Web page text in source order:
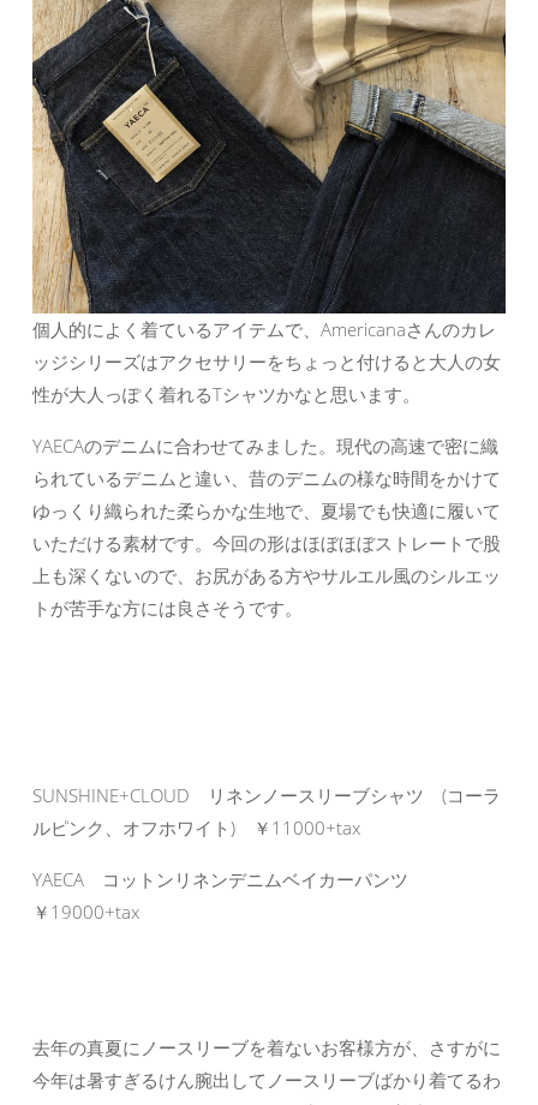
個人的によく着ているアイテムで、Americanaさんのカレ
ッジシリーズはアクセサリーをちょっと付けると大人の女
性が大人っぽく着れるTシャツかなと思います。
YAECAのデニムに合わせてみました。現代の高速で密に織
られているデニムと違い、昔のデニムの様な時間をかけて
ゆっくり織られた柔らかな生地で、夏場でも快適に履いて
いただける素材です。今回の形はほぼほぼストレートで股
上も深くないので、お尻がある方やサルエル風のシルエッ
トが苦手な方には良さそうです。
SUNSHINE+CLOUD リネンノースリーブシャツ (コーラ
ルピンク、オフホワイト) ￥11000+tax
YAECA コットンリネンデニムベイカーパンツ
￥19000+tax
去年の真夏にノースリーブを着ないお客様方が、さすがに
今年は暑すぎるけん腕出してノースリーブばかり着てるわ